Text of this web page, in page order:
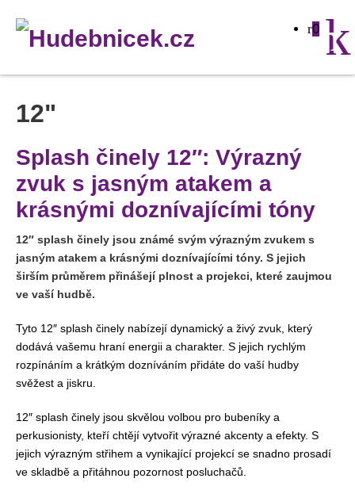
0
12"
Splash činely 12″: Výrazný
zvuk s jasným atakem a
krásnými doznívajícími tóny
12″ splash činely jsou známé svým výrazným zvukem s
jasným atakem a krásnými doznívajícími tóny. S jejich
širším průměrem přinášejí plnost a projekci, které zaujmou
ve vaší hudbě.
Tyto 12″ splash činely nabízejí dynamický a živý zvuk, který
dodává vašemu hraní energii a charakter. S jejich rychlým
rozpínáním a krátkým dozníváním přidáte do vaší hudby
svěžest a jiskru.
12″ splash činely jsou skvělou volbou pro bubeníky a
perkusionisty, kteří chtějí vytvořit výrazné akcenty a efekty. S
jejich výrazným střihem a vynikající projekcí se snadno prosadí
ve skladbě a přitáhnou pozornost posluchačů.